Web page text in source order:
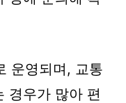
운영되며, 교통
경우가 많아 편